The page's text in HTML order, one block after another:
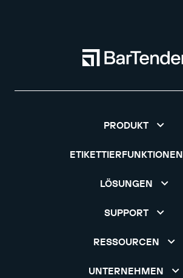
PRODUKT
ETIKETTIERFUNKTIONEN
LÖSUNGEN
SUPPORT
RESSOURCEN
UNTERNEHMEN